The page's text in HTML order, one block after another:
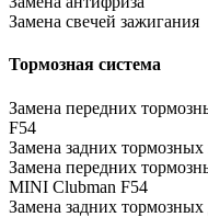
Замена свечей зажигания
Тормозная система
Замена передних
F54
Замена задних тормозных
Замена передних
MINI Clubman F54
Замена задних